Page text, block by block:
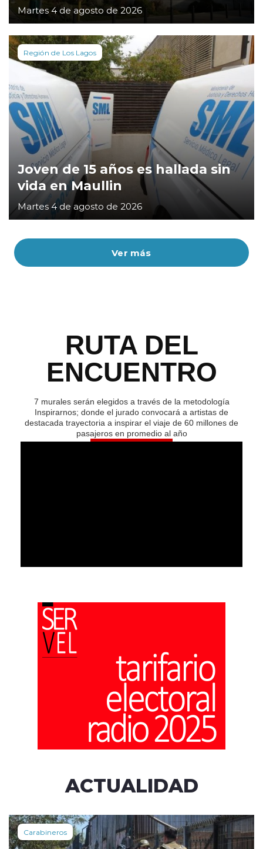
Ver más
Martes 4 de agosto de 2026
Región de Los Lagos
Joven de 15 años es hallada sin
vida en Maullin
Martes 4 de agosto de 2026
RUTA DEL
ENCUENTRO
7 murales serán elegidos a través de la metodología
Inspirarnos; donde el jurado convocará a artistas de
destacada trayectoria a inspirar el viaje de 60 millones de
pasajeros en promedio al año
ACTUALIDAD
Carabineros